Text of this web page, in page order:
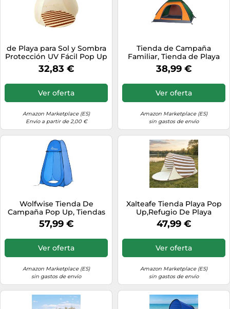
de Playa para Sol y Sombra
Protección UV Fácil Pop Up
para 3/4 Personas
32,83 €
Ver oferta
Amazon Marketplace (ES)
Envío a partir de 2,00 €
Tienda de Campaña
Familiar, Tienda de Playa
Pop Up 2-3 Personas
Tienda Instantánea
Cremallera/Refugio para
Playa, Jardín, IR de Pesca.
38,99 €
Ver oferta
Amazon Marketplace (ES)
sin gastos de envío
Wolfwise Tienda De
Campaña Pop Up, Tiendas
Instantáneas Carpas
Vestidor Vestuario
Espacioso para Camping,
Ciclismo, Baño, Ducha,
Playa, Ancho 47" (120 cm),
57,99 €
Ver oferta
Amazon Marketplace (ES)
sin gastos de envío
Xalteafe Tienda Playa Pop
Up,Refugio De Playa
Plegable con ProteccióN
UV,Tienda Playa Pop-Up
AutomáTica,Montaje
RáPido,para
Acampar,Pescar,Picnics Al
47,99 €
Ver oferta
Amazon Marketplace (ES)
sin gastos de envío